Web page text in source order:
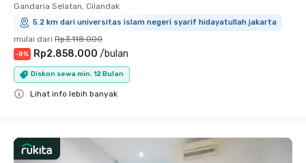
Gandaria Selatan, Cilandak
5.2 km dari universitas islam negeri syarif hidayatullah jakarta
mulai dari Rp3.118.000
-8% Rp2.858.000 /bulan
Diskon sewa min. 12 Bulan
Lihat info lebih banyak